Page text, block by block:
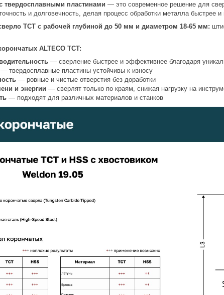
твердосплавными пластинами — это современное решение для
и долговечность, делая процесс обработки металла быстрее
TCT с рабочей глубиной до 50 мм и диаметром 18-65 мм:
ALTECO TCT:
— сверление быстрее и эффективнее благодаря
— твердосплавные пластины устойчивы к износу
— ровные и чистые отверстия без доработки
и энергии — сверлят только по краям, снижая нагрузку на
— подходят для различных материалов и станков